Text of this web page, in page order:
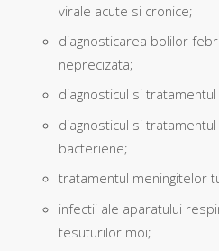
virale acute si cronice;
diagnosticarea bolilor
neprecizata;
diagnosticul si
diagnosticul si
bacteriene;
tratamentul meningitelor
infectii ale aparatului
tesuturilor moi;